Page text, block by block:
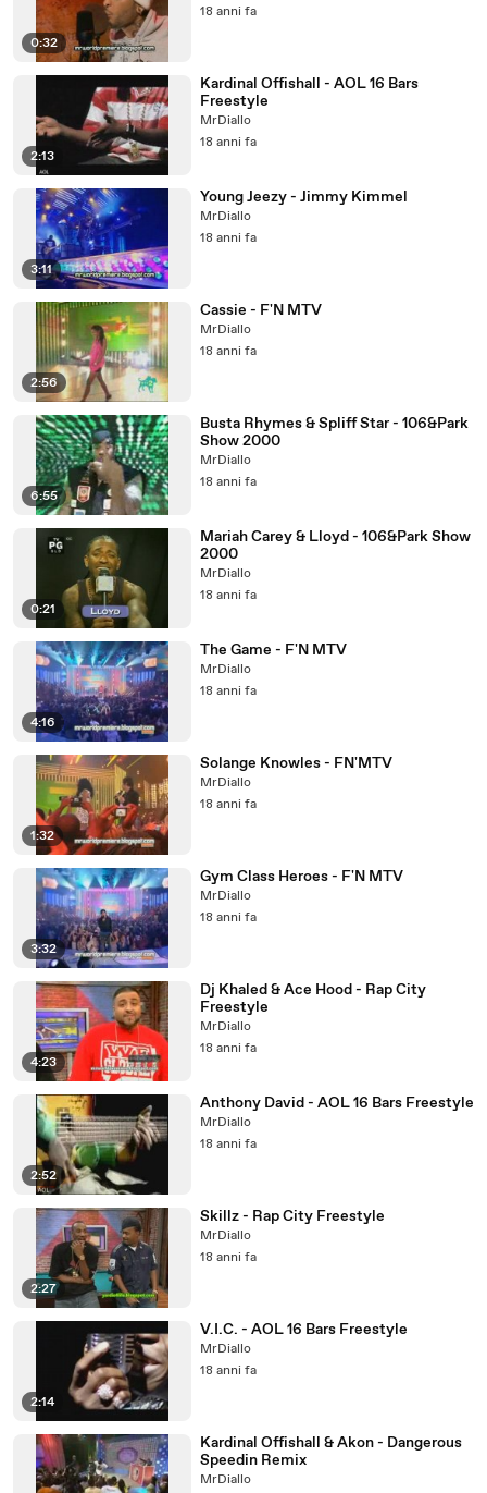
0:32
18 anni fa
2:13
Kardinal Offishall - AOL 16 Bars
Freestyle
MrDiallo
18 anni fa
3:11
Young Jeezy - Jimmy Kimmel
MrDiallo
18 anni fa
2:56
Cassie - F'N MTV
MrDiallo
18 anni fa
6:55
Busta Rhymes & Spliff Star - 106&Park
Show 2000
MrDiallo
18 anni fa
0:21
Mariah Carey & Lloyd - 106&Park Show
2000
MrDiallo
18 anni fa
4:16
The Game - F'N MTV
MrDiallo
18 anni fa
1:32
Solange Knowles - FN'MTV
MrDiallo
18 anni fa
3:32
Gym Class Heroes - F'N MTV
MrDiallo
18 anni fa
4:23
Dj Khaled & Ace Hood - Rap City
Freestyle
MrDiallo
18 anni fa
2:52
Anthony David - AOL 16 Bars Freestyle
MrDiallo
18 anni fa
2:27
Skillz - Rap City Freestyle
MrDiallo
18 anni fa
2:14
V.I.C. - AOL 16 Bars Freestyle
MrDiallo
18 anni fa
Kardinal Offishall & Akon - Dangerous
Speedin Remix
MrDiallo